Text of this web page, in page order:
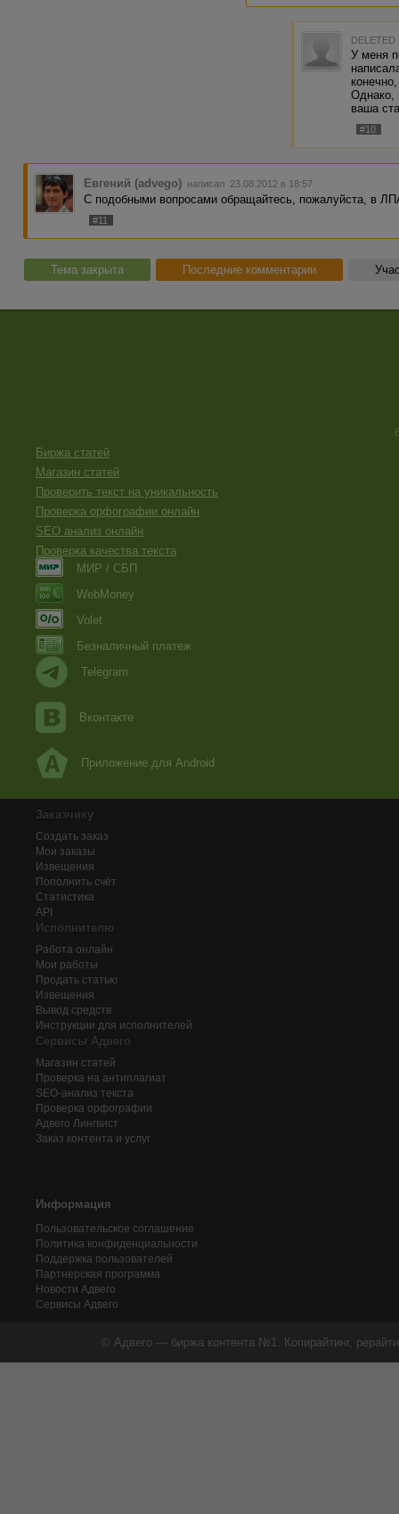
DELETED
У меня
Однако,
ваша
#10
Евгений (advego) написал 23.08.2012 в 18:57
С подобными вопросами обращайтесь, пожалуйста, в
#11
Тема закрыта Последние комментарии
Биржа статей
Магазин статей
Проверить текст на уникальность
Проверка орфографии онлайн
SEO анализ онлайн
Проверка качества текста
МИР / СБП
WebMoney
Volet
Безналичный платеж
Telegram
Вконтакте
Приложение для Android
Заказчику
Создать заказ
Мои заказы
Извещения
Пополнить счёт
Статистика
API
Исполнителю
Работа онлайн
Мои работы
Продать статью
Извещения
Вывод средств
Инструкции для исполнителей
Сервисы Адвего
Магазин статей
Проверка на антиплагиат
SEO-анализ текста
Проверка орфографии
Адвего Лингвист
Заказ контента и услуг
Информация
Пользовательское соглашение
Политика конфиденциальности
Поддержка пользователей
Партнерская программа
Новости Адвего
Сервисы Адвего
© Адвего — биржа контента №1. Копирайтинг,